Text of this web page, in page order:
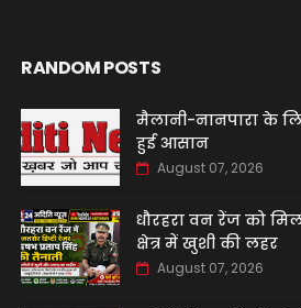
RANDOM POSTS
मैलानी-नानपारा के
हुई आसान
August 07, 2026
धौरहरा वन रेंज को
क्षेत्र में खुशी की लहर
August 07, 2026